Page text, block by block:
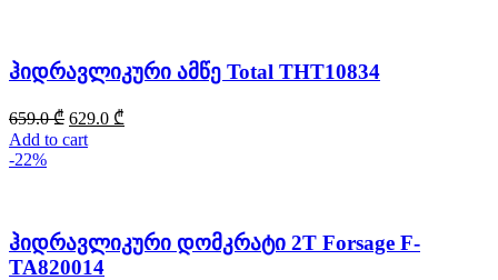
ჰიდრავლიკური ამწე Total THT10834
659.0₾ 629.0 ₾
Add to cart
-22%
ჰიდრავლიკური დომკრატი 2T Forsage F-
TA820014